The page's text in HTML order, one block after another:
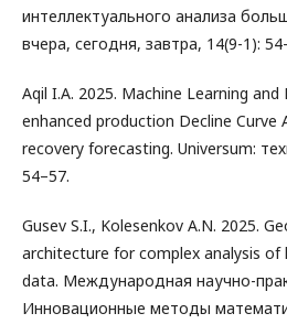
интеллектуального анализа
вчера, сегодня, завтра, 14(9-1):
Aqil I.A. 2025. Machine Learning and
enhanced production Decline Curve
recovery forecasting. Universum:
54–57.
Gusev S.I., Kolesenkov A.N. 2025.
architecture for complex analysis
data. Международная научно-
Инновационные методы